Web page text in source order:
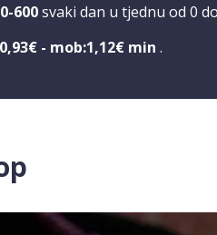
600 svaki dan u tjednu od 0
- mob:1,12€ min .